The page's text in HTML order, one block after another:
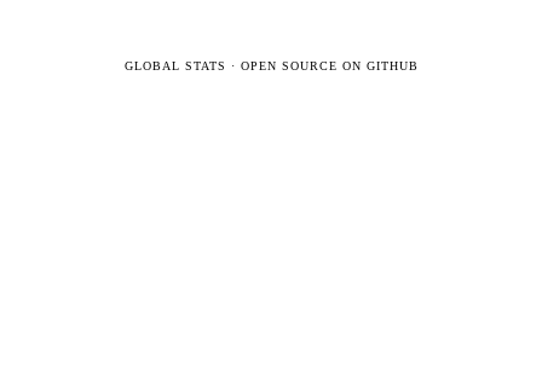
GLOBAL STATS · OPEN SOURCE ON GITHUB